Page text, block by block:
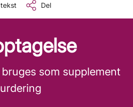
Del
som supplement